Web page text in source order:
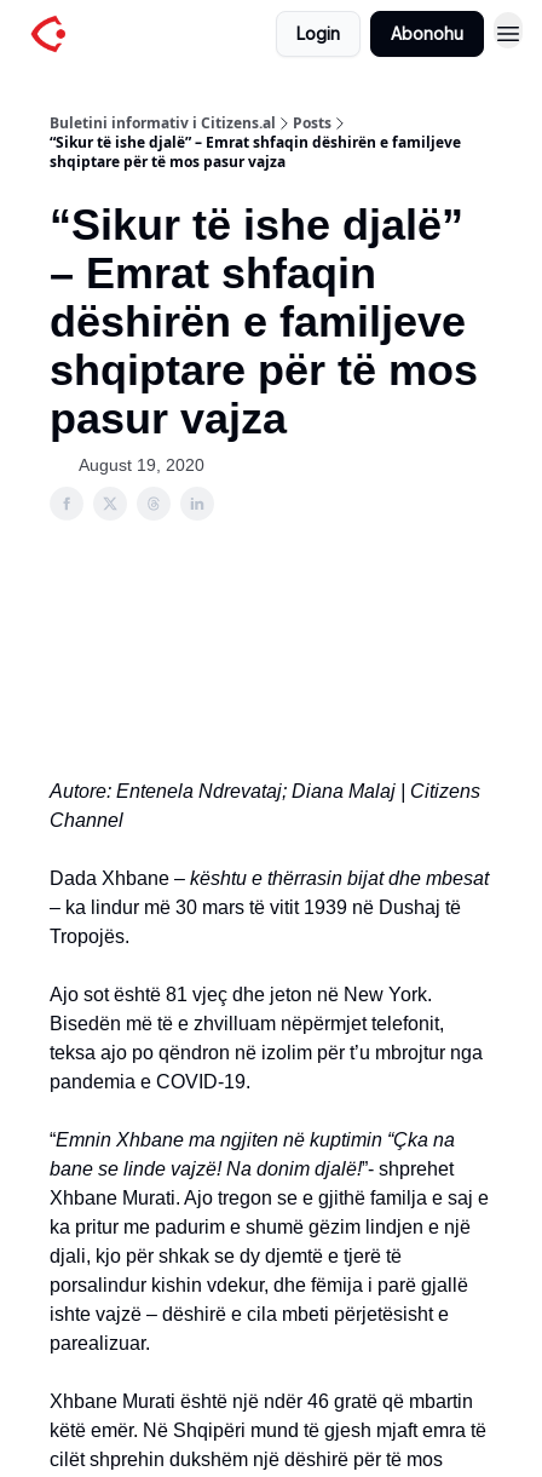
Login Abonohu
Buletini informativ i Citizens.al
Posts
“Sikur të ishe djalë” – Emrat shfaqin dëshirën e familjeve
shqiptare për të mos pasur vajza
“Sikur të ishe djalë”
– Emrat shfaqin
dëshirën e familjeve
shqiptare për të mos
pasur vajza
August 19, 2020
Autore: Entenela Ndrevataj; Diana Malaj | Citizens
Channel
Dada Xhbane – kështu e thërrasin bijat dhe mbesat
– ka lindur më 30 mars të vitit 1939 në Dushaj të
Tropojës.
Ajo sot është 81 vjeç dhe jeton në New York.
Bisedën më të e zhvilluam nëpërmjet telefonit,
teksa ajo po qëndron në izolim për t’u mbrojtur nga
pandemia e COVID-19.
“Emnin Xhbane ma ngjiten në kuptimin “Çka na
bane se linde vajzë! Na donim djalë!”- shprehet
Xhbane Murati. Ajo tregon se e gjithë familja e saj e
ka pritur me padurim e shumë gëzim lindjen e një
djali, kjo për shkak se dy djemtë e tjerë të
porsalindur kishin vdekur, dhe fëmija i parë gjallë
ishte vajzë – dëshirë e cila mbeti përjetësisht e
parealizuar.
Xhbane Murati është një ndër 46 gratë që mbartin
këtë emër. Në Shqipëri mund të gjesh mjaft emra të
cilët shprehin dukshëm një dëshirë për të mos